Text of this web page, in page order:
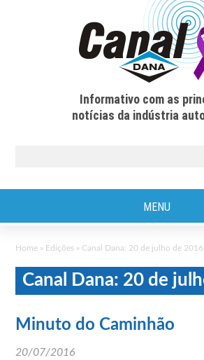
Informativo com as
notícias da indústria
MENU
Home » Edições » Canal Dana: 20 de julho de 2016
Canal Dana: 20 de
Minuto do Caminhão
20/07/2016